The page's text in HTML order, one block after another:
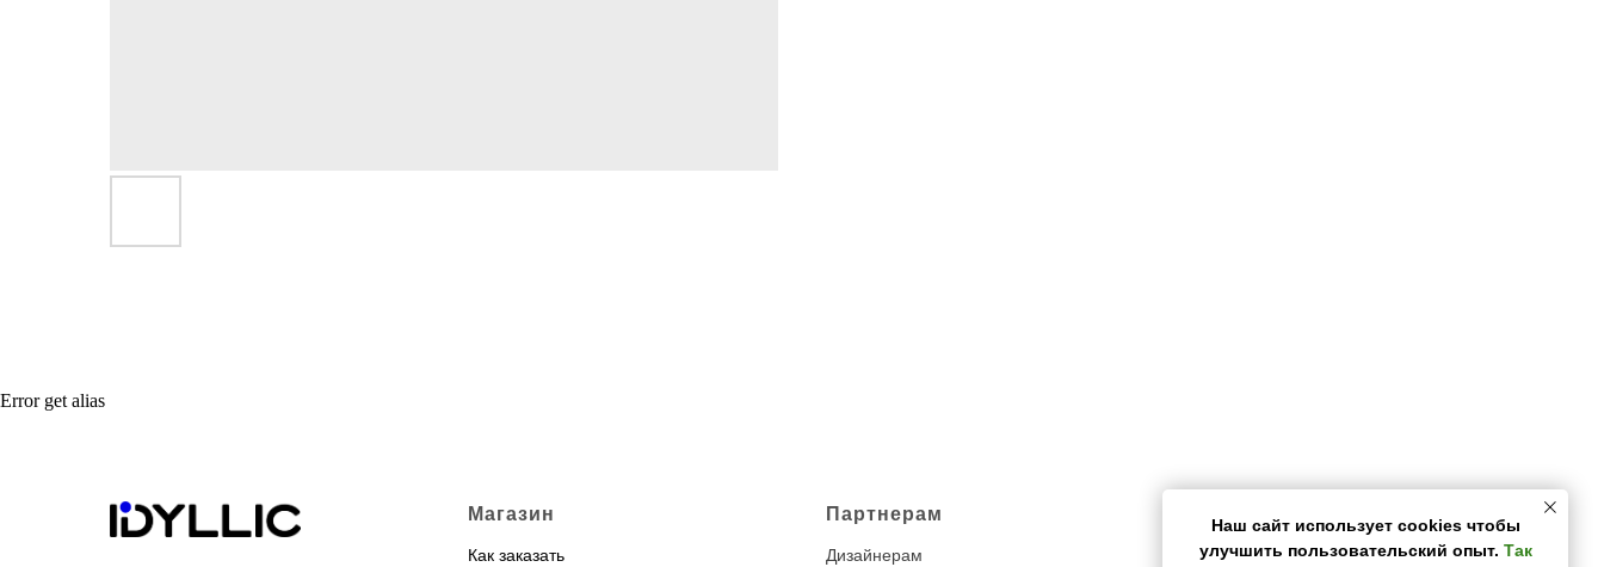
Error get alias
Магазин
Как заказать
Партнерам
Дизайнерам О нас
Наш сайт использует cookies чтобы
улучшить пользовательский опыт. Так